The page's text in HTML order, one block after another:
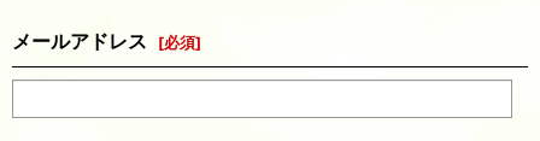
メールアドレス [必須]